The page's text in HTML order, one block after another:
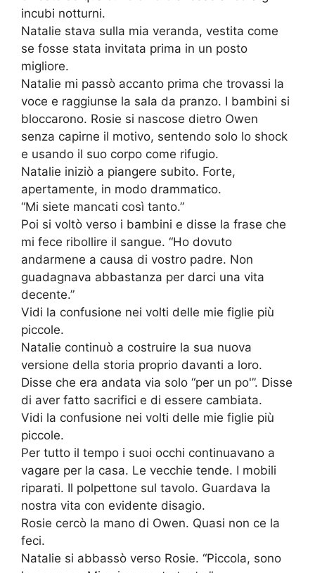
incubi notturni.
Natalie stava sulla mia veranda, vestita come
se fosse stata invitata prima in un posto
migliore.
Natalie mi passò accanto prima che trovassi la
voce e raggiunse la sala da pranzo. I bambini si
bloccarono. Rosie si nascose dietro Owen
senza capirne il motivo, sentendo solo lo shock
e usando il suo corpo come rifugio.
Natalie iniziò a piangere subito. Forte,
apertamente, in modo drammatico.
“Mi siete mancati così tanto.”
Poi si voltò verso i bambini e disse la frase che
mi fece ribollire il sangue. “Ho dovuto
andarmene a causa di vostro padre. Non
guadagnava abbastanza per darci una vita
decente.”
Vidi la confusione nei volti delle mie figlie più
piccole.
Natalie continuò a costruire la sua nuova
versione della storia proprio davanti a loro.
Disse che era andata via solo “per un po'”. Disse
di aver fatto sacrifici e di essere cambiata.
Vidi la confusione nei volti delle mie figlie più
piccole.
Per tutto il tempo i suoi occhi continuavano a
vagare per la casa. Le vecchie tende. I mobili
riparati. Il polpettone sul tavolo. Guardava la
nostra vita con evidente disagio.
Rosie cercò la mano di Owen. Quasi non ce la
feci.
Natalie si abbassò verso Rosie. “Piccola, sono